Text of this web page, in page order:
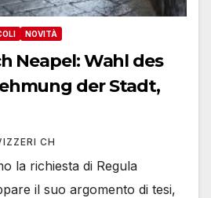
NOVITÀ
Neapel: Wahl des
der Stadt,
CH
la richiesta di Regula
il suo argomento di tesi,